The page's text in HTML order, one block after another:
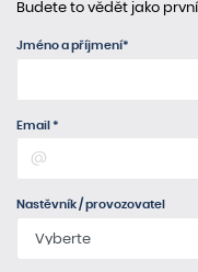
Budete to vědět jako
Jméno a příjmení*
Email *
Nastěvník / provozovatel